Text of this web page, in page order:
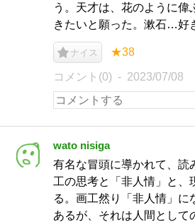
う。天才は、花のように偉
きたいと願った。漱石…好
ナイス ★38
コメント(0) 2023/07/08
wato nisiga
有名な冒頭に導かれて、読
工の思考と「非人情」と、
る。画工然り「非人情」に
あるが、それは人間として